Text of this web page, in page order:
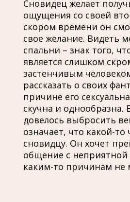
Сновидец желает
ощущения со своей
скором времени он
свое желание. Видеть
спальни – знак того,
является слишком
застенчивым
рассказать о своих
причине его
скучна и однообразна.
довелось выбросить
означает, что какой-то
сновидцу. Он хочет
общение с
каким-то причинам не